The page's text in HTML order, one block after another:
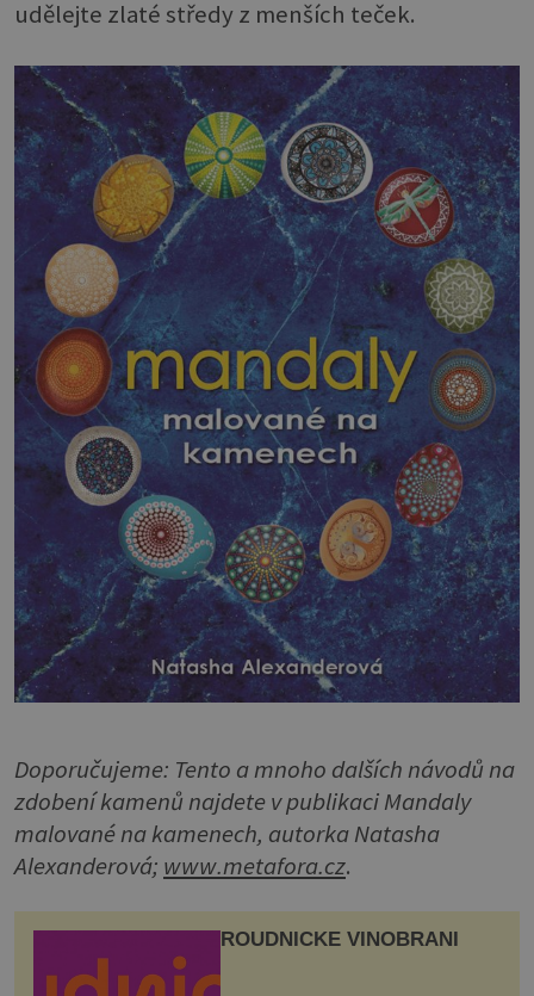
udělejte zlaté středy z menších teček.
Doporučujeme: Tento a mnoho dalších návodů na
zdobení kamenů najdete v publikaci Mandaly
malované na kamenech, autorka Natasha
Alexanderová; www.metafora.cz.
ROUDNICKÉ VINOBRANÍ